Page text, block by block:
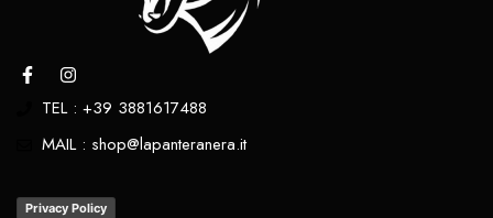
TEL : +39 3881617488
MAIL : shop@lapanteranera.it
Privacy Policy